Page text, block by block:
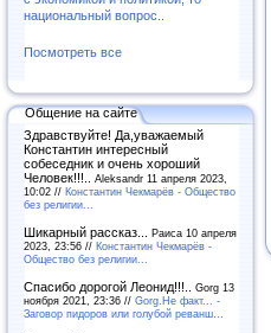
национальный вопрос..
Посмотреть все
Общение на сайте
Здравствуйте! Да,уважаемый
Константин интересный
собеседник и очень хороший
Человек!!!.. Aleksandr 11 апреля 2023,
10:02 // Константин Чекмарёв - Общество
без религии...
Шикарный рассказ... Раиса 10 апреля
2023, 23:56 // Константин Чекмарёв -
Общество без религии...
Спасибо дорогой Леонид!!!.. Gorg 13
ноября 2021, 23:36 // Gorg.Не факт... -
Заговор пидоров или голубой реванш…